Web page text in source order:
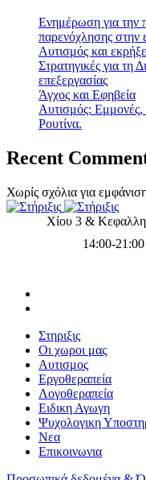
Ενημέρωση για την
παρενόχλησης στην
Αυτισμός και
Στρατηγικές για τη
επεξεργασίας
Άγχος και Εφηβεία
Αυτισμός:
Ρουτίνα.
Recent
Χωρίς σχόλια για
Χίου 3 &
14:00-
Στηριξις
Οι χωροι μας
Αυτισμος
Εργοθεραπεία
Λογοθεραπεία
Ειδικη Αγωγη
Ψυχολογικη
Νεα
Επικοινωνια